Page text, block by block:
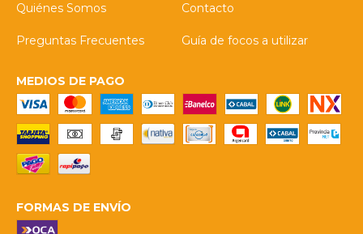
Quiénes Somos Contacto
Preguntas Frecuentes Guía de focos a utilizar
MEDIOS DE PAGO
FORMAS DE ENVÍO